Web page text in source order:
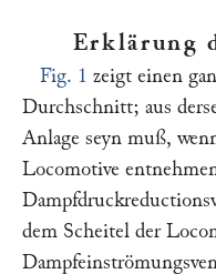
Erklärung
Fig. 1 zeigt einen
Durchschnitt; aus
Anlage seyn muß,
Locomotive
dem Scheitel der